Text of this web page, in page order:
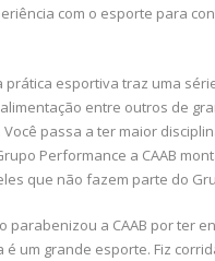
com o esporte para
prática esportiva traz uma
entre outros de
passa a ter maior
Performance a CAAB
que não fazem parte do
parabenizou a CAAB por ter
um grande esporte. Fiz